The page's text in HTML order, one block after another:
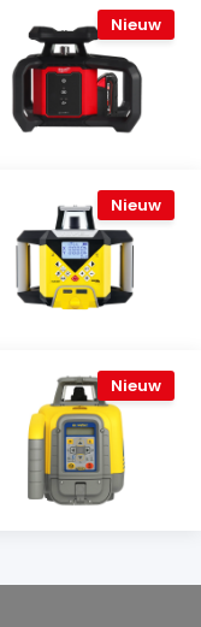
Nieuw
Nieuw
Nieuw